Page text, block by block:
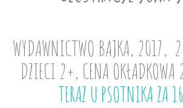
WYDAWNICTWO BAJKA, 2017,
DZIECI 2+, CENA
TERAZ U PSOTNIKA ZA